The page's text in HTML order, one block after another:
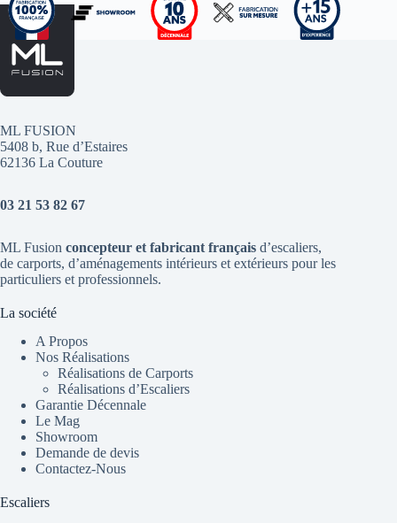
ML FUSION
5408 b, Rue d’Estaires
62136 La Couture
03 21 53 82 67
ML Fusion concepteur et fabricant français d’escaliers,
de carports, d’aménagements intérieurs et extérieurs pour les
particuliers et professionnels.
La société
A Propos
Nos Réalisations
Réalisations de Carports
Réalisations d’Escaliers
Garantie Décennale
Le Mag
Showroom
Demande de devis
Contactez-Nous
Escaliers